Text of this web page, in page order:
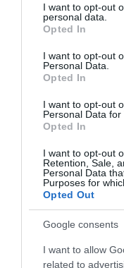
not limited to your
grant or deny
use your data for
consent section.
I want to opt-out
personal data.
Opted In
I want to opt-out
Personal Data.
Opted In
I want to opt-out
Personal Data for
Opted In
I want to opt-out
Retention, Sale,
Personal Data
Purposes for
Opted Out
Google consents
I want to allow
related to
100 ÉV FELETT